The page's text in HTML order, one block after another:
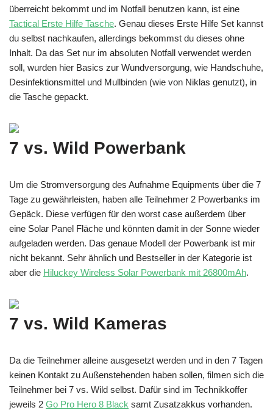
überreicht bekommt und im Notfall benutzen kann, ist eine
Tactical Erste Hilfe Tasche. Genau dieses Erste Hilfe Set kannst
du selbst nachkaufen, allerdings bekommst du dieses ohne
Inhalt. Da das Set nur im absoluten Notfall verwendet werden
soll, wurden hier Basics zur Wundversorgung, wie Handschuhe,
Desinfektionsmittel und Mullbinden (wie von Niklas genutzt), in
die Tasche gepackt.
7 vs. Wild Powerbank
Um die Stromversorgung des Aufnahme Equipments über die 7
Tage zu gewährleisten, haben alle Teilnehmer 2 Powerbanks im
Gepäck. Diese verfügen für den worst case außerdem über
eine Solar Panel Fläche und könnten damit in der Sonne wieder
aufgeladen werden. Das genaue Modell der Powerbank ist mir
nicht bekannt. Sehr ähnlich und Bestseller in der Kategorie ist
aber die Hiluckey Wireless Solar Powerbank mit 26800mAh.
7 vs. Wild Kameras
Da die Teilnehmer alleine ausgesetzt werden und in den 7 Tagen
keinen Kontakt zu Außenstehenden haben sollen, filmen sich die
Teilnehmer bei 7 vs. Wild selbst. Dafür sind im Technikkoffer
jeweils 2 Go Pro Hero 8 Black samt Zusatzakkus vorhanden.